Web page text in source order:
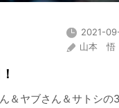
2021-
山本 悟
＆ヤブさん＆サトシの